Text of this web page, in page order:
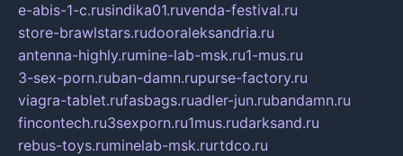
e-abis-1-c.rusindika01.ruvenda-festival.ru
store-brawlstars.rudooraleksandria.ru
antenna-highly.rumine-lab-msk.ru1-mus.ru
3-sex-porn.ruban-damn.rupurse-factory.ru
viagra-tablet.rufasbags.ruadler-jun.rubandamn.ru
fincontech.ru3sexporn.ru1mus.rudarksand.ru
rebus-toys.ruminelab-msk.rurtdco.ru